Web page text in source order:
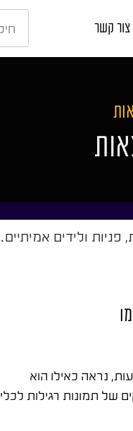
צור קשר
ולידים אמיתיים.
הוא אחד הכלים החזקים ביותר שעסקים יכולים להשתמש בהם – והכי מופחתים. הסטורי נמחק אחרי 24 שעות, נראה כאילו הוא
של תמונות רגילות לכלי